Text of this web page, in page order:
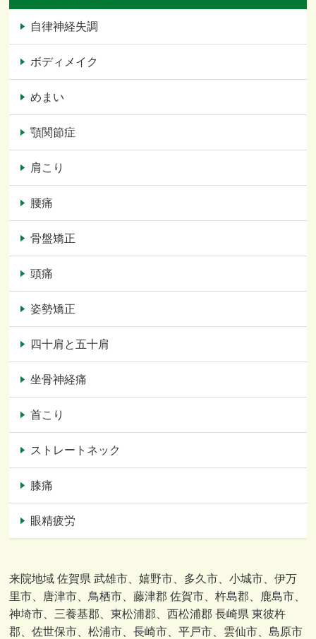
自律神経失調
ボディメイク
めまい
顎関節症
肩こり
腰痛
骨盤矯正
頭痛
姿勢矯正
四十肩と五十肩
坐骨神経痛
首こり
ストレートネック
膝痛
眼精疲労
来院地域 佐賀県 武雄市、嬉野市、多久市、小城市、伊万
里市、唐津市、鳥栖市、藤津郡 佐賀市、杵島郡、鹿島市、
神埼市、三養基郡、東松浦郡、西松浦郡 長崎県 東彼杵
郡、佐世保市、松浦市、長崎市、平戸市、雲仙市、島原市